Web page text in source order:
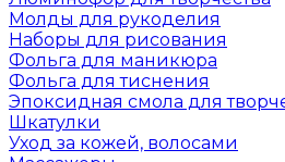
Молды для рукоделия
Наборы для рисования
Фольга для маникюра
Фольга для тиснения
Эпоксидная смола для
Шкатулки
Уход за кожей, волосами